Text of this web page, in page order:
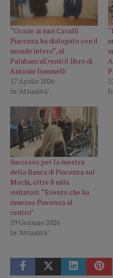
“Grazie ai suoi Cavalli
Piacenza ha dialogato con il
mondo intero”, al
PalabancaEventi il libro di
Antonio Iommelli
17 Aprile 2026
In "Attualità"
Successo per la mostra
della Banca di Piacenza sul
Mochi, oltre 8 mila
visitatori: “Evento che ha
rimesso Piacenza al
centro”
29 Gennaio 2026
In "Attualità"